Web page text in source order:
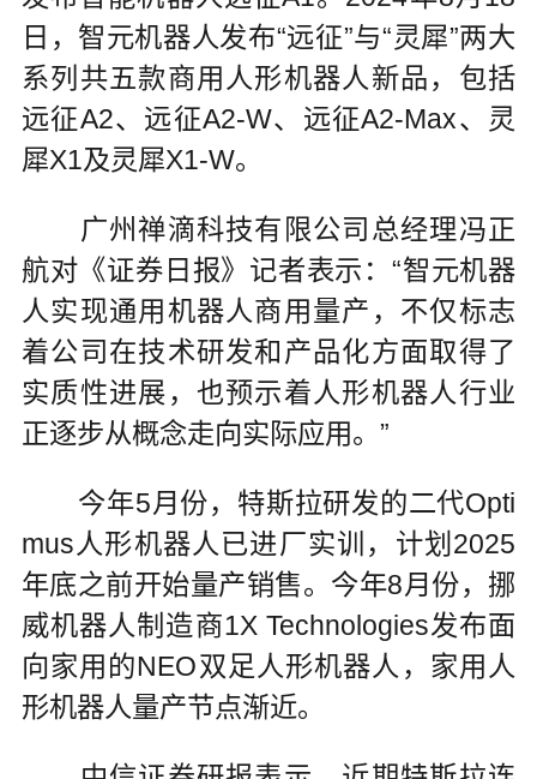
日，智元机器人发布“远征”与“灵犀”两大
系列共五款商用人形机器人新品，包括
远征A2、远征A2-W、远征A2-Max、灵
犀X1及灵犀X1-W。
广州禅滴科技有限公司总经理冯正
航对《证券日报》记者表示：“智元机器
人实现通用机器人商用量产，不仅标志
着公司在技术研发和产品化方面取得了
实质性进展，也预示着人形机器人行业
正逐步从概念走向实际应用。”
今年5月份，特斯拉研发的二代Opti
mus人形机器人已进厂实训，计划2025
年底之前开始量产销售。今年8月份，挪
威机器人制造商1X Technologies发布面
向家用的NEO双足人形机器人，家用人
形机器人量产节点渐近。